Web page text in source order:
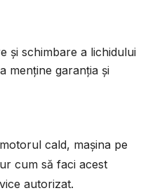
și schimbare a lichidului
menține garanția și
cald, mașina pe
cum să faci acest
autorizat.